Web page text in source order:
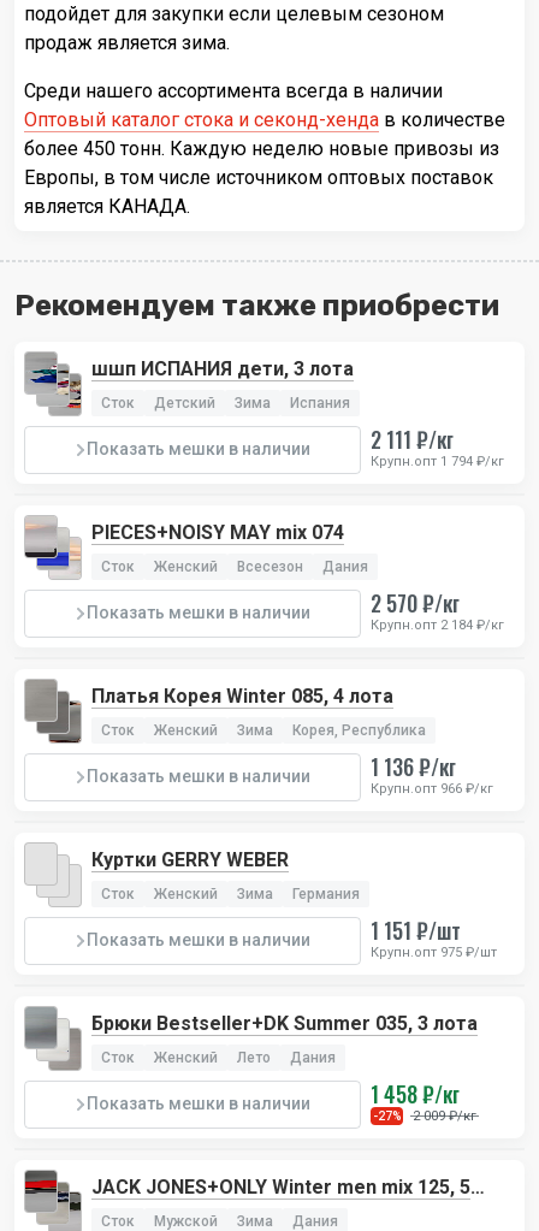
подойдет для закупки если целевым сезоном
продаж является зима.
Среди нашего ассортимента всегда в наличии
Оптовый каталог стока и секонд-хенда в количестве
более 450 тонн. Каждую неделю новые привозы из
Европы, в том числе источником оптовых поставок
является КАНАДА.
Рекомендуем также приобрести
шшп ИСПАНИЯ дети, 3 лота
Сток Детский Зима Испания
Показать мешки в наличии 2 111 ₽/кг
Крупн.опт 1 794 ₽/кг
PIECES+NOISY MAY mix 074
Сток Женский Всесезон Дания
Показать мешки в наличии 2 570 ₽/кг
Крупн.опт 2 184 ₽/кг
Платья Корея Winter 085, 4 лота
Сток Женский Зима Корея, Республика
Показать мешки в наличии 1 136 ₽/кг
Крупн.опт 966 ₽/кг
Куртки GERRY WEBER
Сток Женский Зима Германия
Показать мешки в наличии 1 151 ₽/шт
Крупн.опт 975 ₽/шт
Брюки Bestseller+DK Summer 035, 3 лота
Сток Женский Лето Дания
Показать мешки в наличии 1 458 ₽/кг
-27% 2 009 ₽/кг
JACK JONES+ONLY Winter men mix 125, 5
лотов
Сток Мужской Зима Дания